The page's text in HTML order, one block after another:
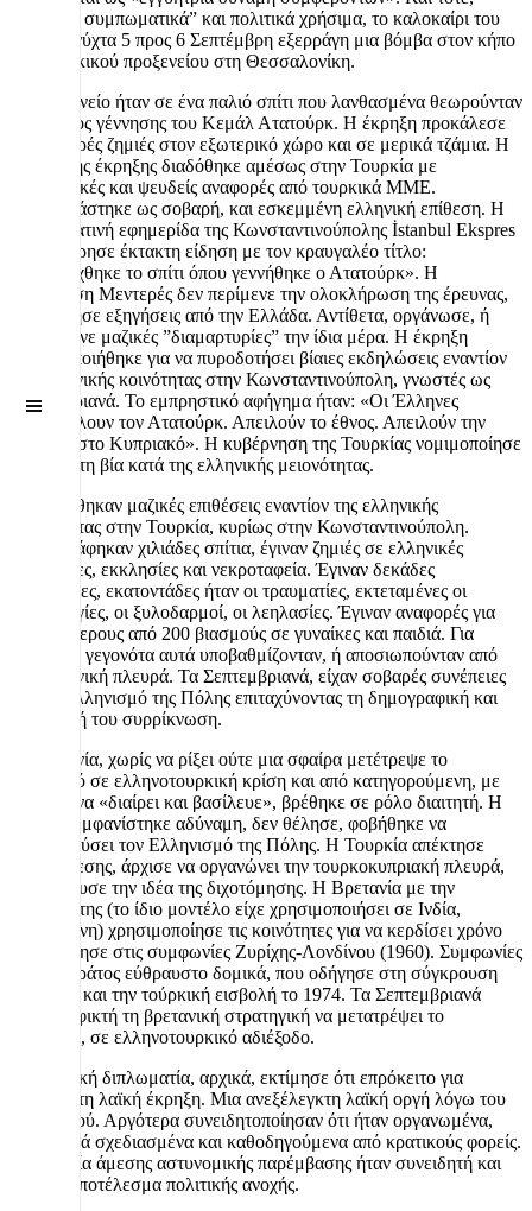
Canvas
”εντελώς συμπωματικά” και πολιτικά χρήσιμα, το καλοκαίρι του
1955 τη νύχτα 5 προς 6 Σεπτέμβρη εξερράγη μια βόμβα στον κήπο
του τουρκικού προξενείου στη Θεσσαλονίκη.
Το προξενείο ήταν σε ένα παλιό σπίτι που λανθασμένα θεωρούνταν
ως ο τόπος γέννησης του Κεμάλ Ατατούρκ. Η έκρηξη προκάλεσε
μόνο μικρές ζημιές στον εξωτερικό χώρο και σε μερικά τζάμια. Η
είδηση της έκρηξης διαδόθηκε αμέσως στην Τουρκία με
υπερβολικές και ψευδείς αναφορές από τουρκικά ΜΜΕ.
Παρουσιάστηκε ως σοβαρή, και εσκεμμένη ελληνική επίθεση. Η
απογευματινή εφημερίδα της Κωνσταντινούπολης İstanbul Ekspres
κυκλοφόρησε έκτακτη είδηση με τον κραυγαλέο τίτλο:
«ανατινάχθηκε το σπίτι όπου γεννήθηκε ο Ατατούρκ». Η
κυβέρνηση Μεντερές δεν περίμενε την ολοκλήρωση της έρευνας,
ούτε ζήτησε εξηγήσεις από την Ελλάδα. Αντίθετα, οργάνωσε, ή
διευκόλυνε μαζικές ”διαμαρτυρίες” την ίδια μέρα. Η έκρηξη
χρησιμοποιήθηκε για να πυροδοτήσει βίαιες εκδηλώσεις εναντίον
της ελληνικής κοινότητας στην Κωνσταντινούπολη, γνωστές ως
Σεπτεμβριανά. Το εμπρηστικό αφήγημα ήταν: «Οι Έλληνες
προσβάλλουν τον Ατατούρκ. Απειλούν το έθνος. Απειλούν την
Τουρκία στο Κυπριακό». Η κυβέρνηση της Τουρκίας νομιμοποίησε
πολιτικά τη βία κατά της ελληνικής μειονότητας.
Εξαπολύθηκαν μαζικές επιθέσεις εναντίον της ελληνικής
μειονότητας στην Τουρκία, κυρίως στην Κωνσταντινούπολη.
Καταστράφηκαν χιλιάδες σπίτια, έγιναν ζημιές σε ελληνικές
περιουσίες, εκκλησίες και νεκροταφεία. Έγιναν δεκάδες
δολοφονίες, εκατοντάδες ήταν οι τραυματίες, εκτεταμένες οι
βιαιοπραγίες, οι ξυλοδαρμοί, οι λεηλασίες. Έγιναν αναφορές για
περισσότερους από 200 βιασμούς σε γυναίκες και παιδιά. Για
χρόνια τα γεγονότα αυτά υποβαθμίζονταν, ή αποσιωπούνταν από
την ελληνική πλευρά. Τα Σεπτεμβριανά, είχαν σοβαρές συνέπειες
για τον ελληνισμό της Πόλης επιταχύνοντας τη δημογραφική και
κοινωνική του συρρίκνωση.
Η Βρετανία, χωρίς να ρίξει ούτε μια σφαίρα μετέτρεψε το
Κυπριακό σε ελληνοτουρκική κρίση και από κατηγορούμενη, με
τον κανόνα «διαίρει και βασίλευε», βρέθηκε σε ρόλο διαιτητή. Η
Ελλάδα εμφανίστηκε αδύναμη, δεν θέλησε, φοβήθηκε να
προστατεύσει τον Ελληνισμό της Πόλης. Η Τουρκία απέκτησε
μοχλό πίεσης, άρχισε να οργανώνει την τουρκοκυπριακή πλευρά,
και ενίσχυσε την ιδέα της διχοτόμησης. Η Βρετανία με την
πολιτική της (το ίδιο μοντέλο είχε χρησιμοποιήσει σε Ινδία,
Παλαιστίνη) χρησιμοποίησε τις κοινότητες για να κερδίσει χρόνο
που οδήγησε στις συμφωνίες Ζυρίχης-Λονδίνου (1960). Συμφωνίες
για ένα κράτος εύθραυστο δομικά, που οδήγησε στη σύγκρουση
1963-’64 και την τούρκική εισβολή το 1974. Τα Σεπτεμβριανά
έκαναν εφικτή τη βρετανική στρατηγική να μετατρέψει το
κυπριακό, σε ελληνοτουρκικό αδιέξοδο.
Η ελληνική διπλωματία, αρχικά, εκτίμησε ότι επρόκειτο για
αυθόρμητη λαϊκή έκρηξη. Μια ανεξέλεγκτη λαϊκή οργή λόγω του
Κυπριακού. Αργότερα συνειδητοποίησαν ότι ήταν οργανωμένα,
πολύ καλά σχεδιασμένα και καθοδηγούμενα από κρατικούς φορείς.
Η απουσία άμεσης αστυνομικής παρέμβασης ήταν συνειδητή και
υπήρξε αποτέλεσμα πολιτικής ανοχής.